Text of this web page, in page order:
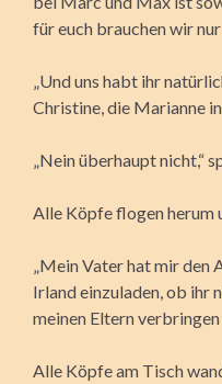
für euch brauchen wir nur
„Und uns habt ihr
Christine, die Marianne
„Nein überhaupt nicht,“
Alle Köpfe flogen herum
„Mein Vater hat mir den
Irland einzuladen, ob ihr
meinen Eltern verbringen
Alle Köpfe am Tisch